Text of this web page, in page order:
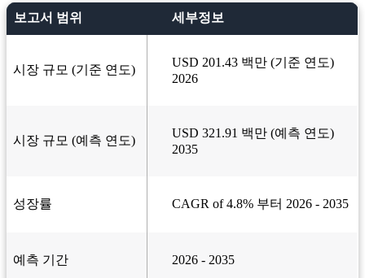
보고서 범위 세부정보
시장 규모 (기준 연도)
USD 201.43 백만 (기준 연도)
2026
시장 규모 (예측 연도)
USD 321.91 백만 (예측 연도)
2035
성장률 CAGR of 4.8% 부터 2026 - 2035
예측 기간 2026 - 2035